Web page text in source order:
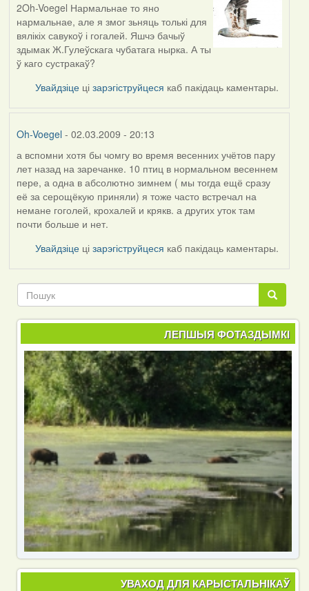
2Oh-Voegel Нармальнае то яно
нармальнае, але я змог зьняць толькі для
вялікіх савукоў і гогалей. Яшчэ бачыў
здымак Ж.Гулеўскага чубатага нырка. А ты
ў каго сустракаў?
Увайдзіце цізарэгіструйцеся каб пакідаць каментары.
Oh-Voegel - 02.03.2009 - 20:13
а вспомни хотя бы чомгу во время весенних учётов пару
лет назад на заречанке. 10 птиц в нормальном весеннем
пере, а одна в абсолютно зимнем ( мы тогда ещё сразу
её за серощёкую приняли) я тоже часто встречал на
немане гоголей, крохалей и крякв. а других уток там
почти больше и нет.
Увайдзіце цізарэгіструйцеся каб пакідаць каментары.
Пошук
Пошук
ЛЕПШЫЯ ФОТАЗДЫМКІ
УВАХОД ДЛЯ КАРЫСТАЛЬНІКАЎ